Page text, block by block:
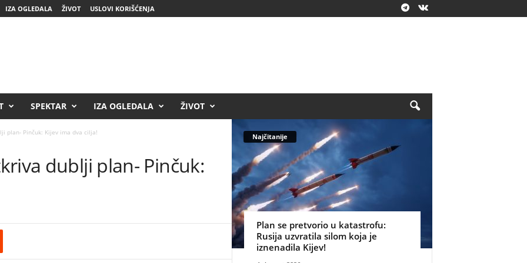
IZA OGLEDALA ŽIVOT USLOVI KORIŠĆENJA
SPEKTAR IZA OGLEDALA ŽIVOT
plan- Pinčuk: Kijev ima dva cilja!
dublji plan- Pinčuk:
Najčitanije
Plan se pretvorio u katastrofu:
Rusija uzvratila silom koja je
iznenadila Kijev!